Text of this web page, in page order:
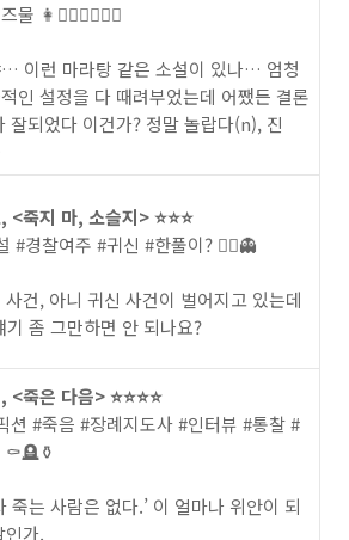
물 👩👰‍♀️👱‍♂️🙎‍♂️
이런 마라탕 같은 소설이 있나… 엄청
인 설정을 다 때려부었는데 어쨌든 결론
잘되었다 이건가? 정말 놀랍다(n), 진
<죽지 마, 소슬지> ⭐️⭐️⭐️
#경찰여주 #귀신 #한풀이? 👮‍♀️👻
사건, 아니 귀신 사건이 벌어지고 있는데
기 좀 그만하면 안 되나요?
<죽은 다음> ⭐️⭐️⭐️⭐️
션 #죽음 #장례지도사 #인터뷰 #통찰 #
⚰️🪦⚱️
죽는 사람은 없다.’ 이 얼마나 위안이 되
인가.